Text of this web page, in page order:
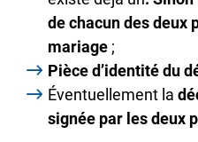
de chacun des deux
mariage ;
Pièce d’identité du
Éventuellement la
signée par les deux